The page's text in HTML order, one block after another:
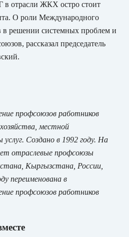
в отрасли ЖКХ остро стоит
О роли Международного
в решении системных проблем и
рассказал председатель
профсоюзов работников
местной
Создано в 1992 году. На
отраслевые профсоюзы
Кыргызстана, России,
переименована в
профсоюзов работников